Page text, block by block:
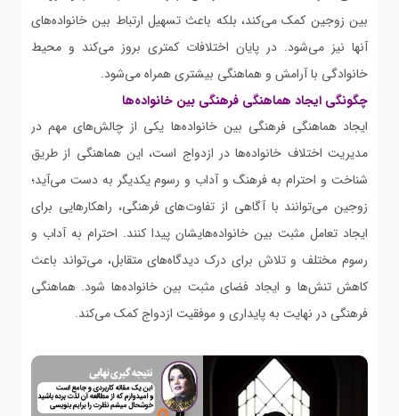
بین زوجین کمک می‌کند، بلکه باعث تسهیل ارتباط بین خانواده‌های
آنها نیز می‌شود. در پایان اختلافات کمتری بروز می‌کند و محیط
خانوادگی با آرامش و هماهنگی بیشتری همراه می‌شود.
چگونگی ایجاد هماهنگی فرهنگی بین خانواده‌ها
ایجاد هماهنگی فرهنگی بین خانواده‌ها یکی از چالش‌های مهم در
مدیریت اختلاف خانواده‌ها در ازدواج است، این هماهنگی از طریق
شناخت و احترام به فرهنگ و آداب و رسوم یکدیگر به دست می‌آید؛
زوجین می‌توانند با آگاهی از تفاوت‌های فرهنگی، راهکارهایی برای
ایجاد تعامل مثبت بین خانواده‌هایشان پیدا کنند. احترام به آداب و
رسوم مختلف و تلاش برای درک دیدگاه‌های متقابل، می‌تواند باعث
کاهش تنش‌ها و ایجاد فضای مثبت بین خانواده‌ها شود. هماهنگی
فرهنگی در نهایت به پایداری و موفقیت ازدواج کمک می‌کند.